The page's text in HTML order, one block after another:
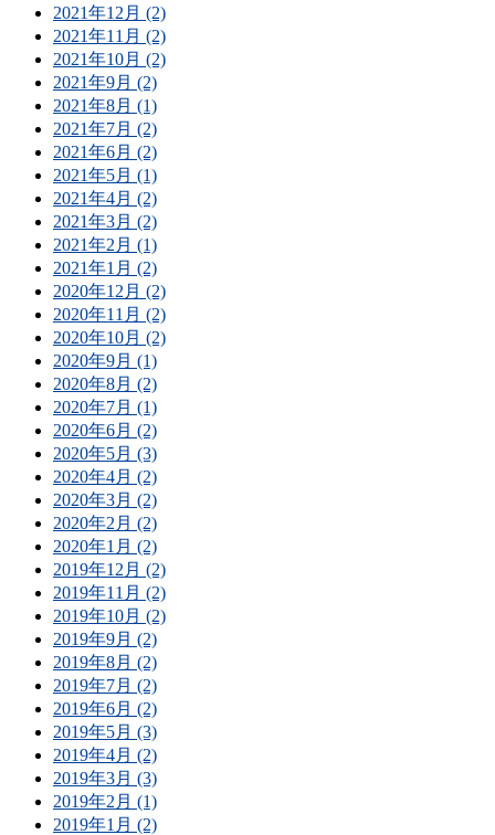
2021年12月 (2)
2021年11月 (2)
2021年10月 (2)
2021年9月 (2)
2021年8月 (1)
2021年7月 (2)
2021年6月 (2)
2021年5月 (1)
2021年4月 (2)
2021年3月 (2)
2021年2月 (1)
2021年1月 (2)
2020年12月 (2)
2020年11月 (2)
2020年10月 (2)
2020年9月 (1)
2020年8月 (2)
2020年7月 (1)
2020年6月 (2)
2020年5月 (3)
2020年4月 (2)
2020年3月 (2)
2020年2月 (2)
2020年1月 (2)
2019年12月 (2)
2019年11月 (2)
2019年10月 (2)
2019年9月 (2)
2019年8月 (2)
2019年7月 (2)
2019年6月 (2)
2019年5月 (3)
2019年4月 (2)
2019年3月 (3)
2019年2月 (1)
2019年1月 (2)